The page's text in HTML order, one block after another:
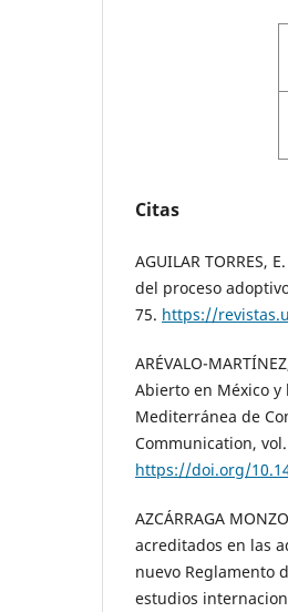
Citas
AGUILAR TORRES,
del proceso
75. https://
ARÉVALO-
Abierto en México y
Mediterránea de
Communication,
https://doi.org/
AZCÁRRAGA
acreditados en las
nuevo Reglamento
estudios